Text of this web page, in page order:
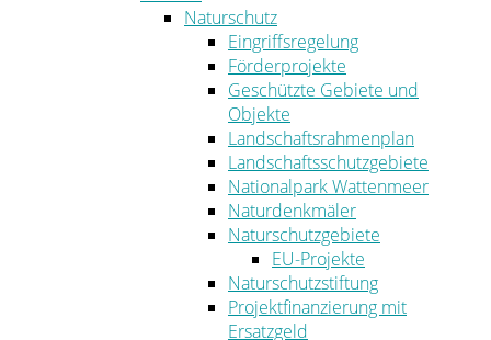
Naturschutz
Eingriffsregelung
Förderprojekte
Geschützte Gebiete und
Objekte
Landschaftsrahmenplan
Landschaftsschutzgebiete
Nationalpark Wattenmeer
Naturdenkmäler
Naturschutzgebiete
EU-Projekte
Naturschutzstiftung
Projektfinanzierung mit
Ersatzgeld